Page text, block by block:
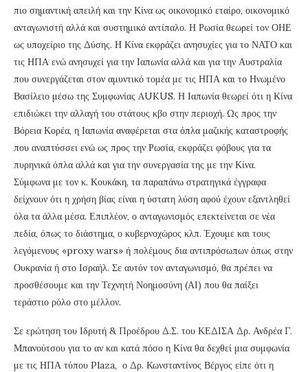
πιο σημαντική απειλή και την Κίνα ως οικονομικό εταίρο, οικονομικό
ανταγωνιστή αλλά και συστημικό αντίπαλο. Η Ρωσία θεωρεί τον ΟΗΕ
ως υποχείριο της Δύσης. Η Κίνα εκφράζει ανησυχίες για το ΝΑΤΟ και
τις ΗΠΑ ενώ ανησυχεί για την Ιαπωνία αλλά και για την Αυστραλία
που συνεργάζεται στον αμυντικό τομέα με τις ΗΠΑ και το Ηνωμένο
Βασίλειο μέσω της Συμφωνίας AUKUS. Η Ιαπωνία θεωρεί ότι η Κίνα
επιδιώκει την αλλαγή του στάτους κβο στην περιοχή. Ως προς την
Βόρεια Κορέα, η Ιαπωνία αναφέρεται στα όπλα μαζικής καταστροφής
που αναπτύσσει ενώ ως προς την Ρωσία, εκφράζει φόβους για τα
πυρηνικά όπλα αλλά και για την συνεργασία της με την Κίνα.
Σύμφωνα με τον κ. Κουκάκη, τα παραπάνω στρατηγικά έγγραφα
δείχνουν ότι η χρήση βίας είναι η ύστατη λύση αφού έχουν εξαντληθεί
όλα τα άλλα μέσα. Επιπλέον, ο ανταγωνισμός επεκτείνεται σε νέα
πεδία, όπως το διάστημα, ο κυβερνοχώρος κλπ. Έχουμε και τους
λεγόμενους «proxy wars» ή πολέμους δια αντιπρόσωπων όπως στην
Ουκρανία ή στο Ισραήλ. Σε αυτόν τον ανταγωνισμό, θα πρέπει να
προσθέσουμε και την Τεχνητή Νοημοσύνη (ΑΙ) που θα παίξει
τεράστιο ρόλο στο μέλλον.
Σε ερώτηση του Ιδρυτή & Προέδρου Δ.Σ. του ΚΕΔΙΣΑ Δρ. Ανδρέα Γ.
Μπανούτσου για το αν και κατά πόσο η Κίνα θα δεχθεί μια συμφωνία
με τις ΗΠΑ τύπου Plaza, ο Δρ. Κωνσταντίνος Βέργος είπε ότι η